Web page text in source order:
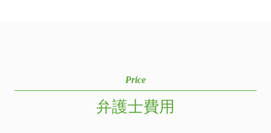
Price
弁護士費用